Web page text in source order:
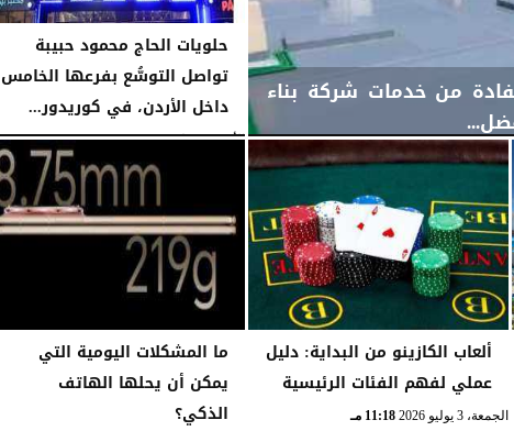
من خدمات شركة بناء
حلويات الحاج محمود حبيبة
تواصل التوسُّع بفرعها الخامس
داخل الأردن، في كوريدور...
الأحد، 26 يوليو 2026 09:05 صـ
ألعاب الكازينو من البداية: دليل
عملي لفهم الفئات الرئيسية
الجمعة، 3 يوليو 2026 11:18 مـ
ما المشكلات اليومية التي
يمكن أن يحلها الهاتف
الذكي؟